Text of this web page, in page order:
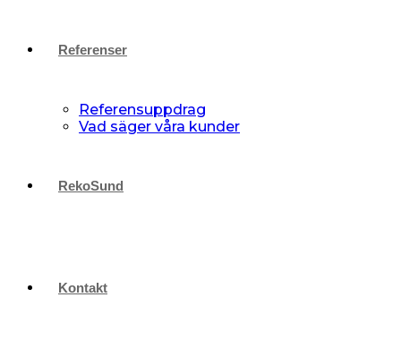
Referenser
Referensuppdrag
Vad säger våra kunder
RekoSund
Kontakt